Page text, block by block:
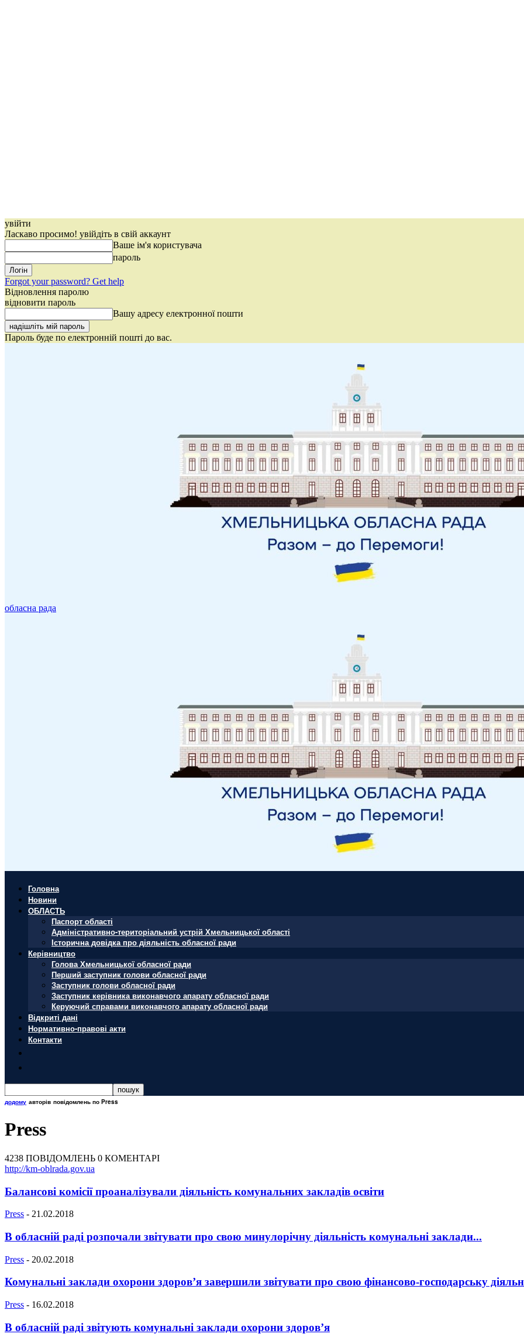
увійти
Ласкаво просимо! увійдіть в свій аккаунт
Ваше ім'я користувача
пароль
Forgot your password? Get help
Відновлення паролю
відновити пароль
Вашу адресу електронної пошти
Пароль буде по електронній пошті до вас.
обласна рада
Головна
Новини
ОБЛАСТЬ
Паспорт області
Адміністративно-територіальний устрій Хмельницької області
Історична довідка про діяльність обласної ради
Керівництво
Голова Хмельницької обласної ради
Перший заступник голови обласної ради
Заступник голови обласної ради
Заступник керівника виконавчого апарату обласної ради
Керуючий справами виконавчого апарату обласної ради
Відкриті дані
Нормативно-правові акти
Контакти
додому авторів повідомлень по Press
Press
4238 ПОВІДОМЛЕНЬ 0 КОМЕНТАРІ
http://km-oblrada.gov.ua
Балансові комісії проаналізували діяльність комунальних закладів освіти
Press - 21.02.2018
В обласній раді розпочали звітувати про свою минулорічну діяльність комунальні заклади...
Press - 20.02.2018
Комунальні заклади охорони здоров’я завершили звітувати про свою фінансово-господарську
Press - 16.02.2018
В обласній раді звітують комунальні заклади охорони здоров’я